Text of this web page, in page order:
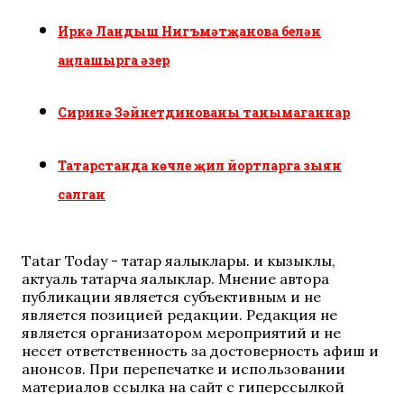
Иркә Ландыш Нигъмәтҗанова белән
аңлашырга әзер
Сиринә Зәйнетдинованы танымаганнар
Татарстанда көчле җил йортларга зыян
салган
Tatar Today - татар яңалыклары. иң кызыклы,
актуаль татарча яңалыклар. Мнение автора
публикации является субъективным и не
является позицией редакции. Редакция не
является организатором мероприятий и не
несет ответственность за достоверность афиш и
анонсов. При перепечатке и использовании
материалов ссылка на сайт с гиперссылкой